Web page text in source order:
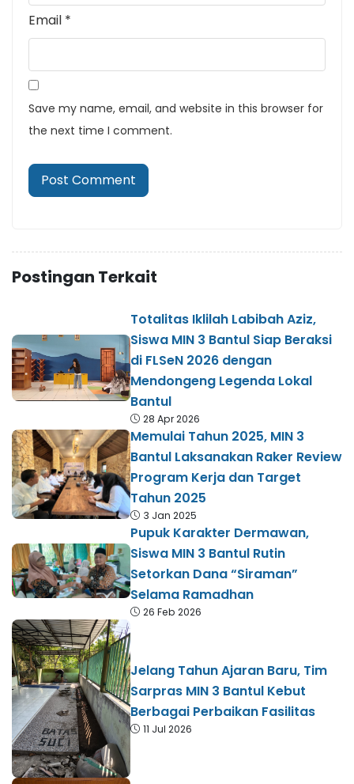
Email *
Save my name, email, and website in this browser for
the next time I comment.
Postingan Terkait
Totalitas Iklilah Labibah Aziz,
Siswa MIN 3 Bantul Siap Beraksi
di FLSeN 2026 dengan
Mendongeng Legenda Lokal
Bantul
28 Apr 2026
Memulai Tahun 2025, MIN 3
Bantul Laksanakan Raker Review
Program Kerja dan Target
Tahun 2025
3 Jan 2025
Pupuk Karakter Dermawan,
Siswa MIN 3 Bantul Rutin
Setorkan Dana “Siraman”
Selama Ramadhan
26 Feb 2026
Jelang Tahun Ajaran Baru, Tim
Sarpras MIN 3 Bantul Kebut
Berbagai Perbaikan Fasilitas
11 Jul 2026